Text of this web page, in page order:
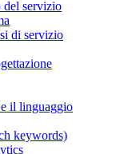
del servizio
di servizio
il linguaggio
keywords)